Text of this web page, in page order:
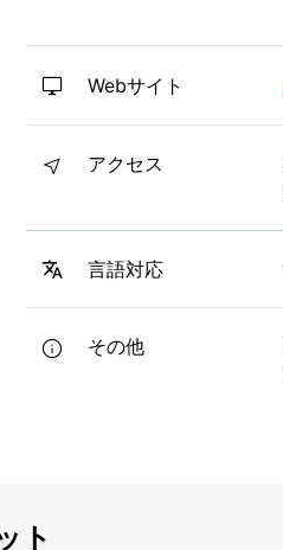
Webサイト
アクセス
言語対応
その他
ト